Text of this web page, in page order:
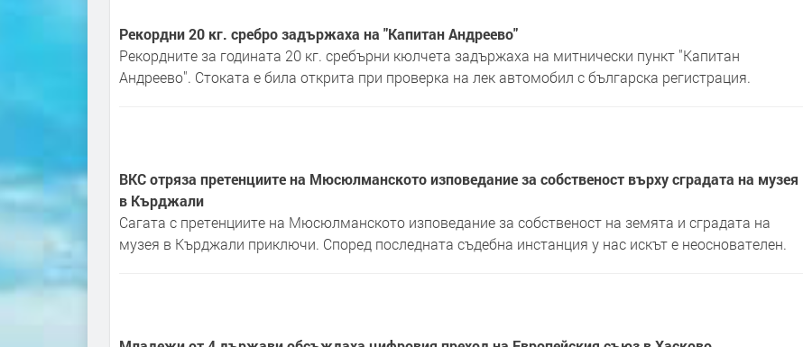
Рекордни 20 кг. сребро задържаха на "Капитан Андреево"
Рекордните за годината 20 кг. сребърни кюлчета задържаха на митнически пункт "Капитан
Андреево". Стоката е била открита при проверка на лек автомобил с българска регистрация.
ВКС отряза претенциите на Мюсюлманското изповедание за собственост върху сградата на музея
в Кърджали
Сагата с претенциите на Мюсюлманското изповедание за собственост на земята и сградата на
музея в Кърджали приключи. Според последната съдебна инстанция у нас искът е неоснователен.